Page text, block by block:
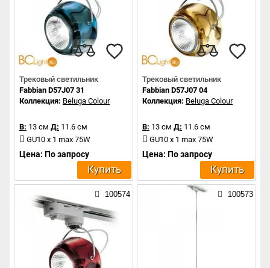
Трековый светильник
Fabbian D57J07 31
Коллекция: Beluga Colour
В: 13 см Д: 11.6 см
GU10 x 1 max 75W
Цена: По запросу
Купить
Трековый светильник
Fabbian D57J07 04
Коллекция: Beluga Colour
В: 13 см Д: 11.6 см
GU10 x 1 max 75W
Цена: По запросу
Купить
100574 100573